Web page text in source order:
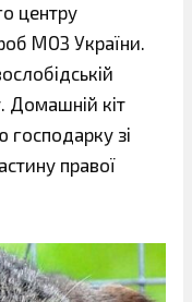
центру
МОЗ України.
Домашній кіт
господарку зі
правої